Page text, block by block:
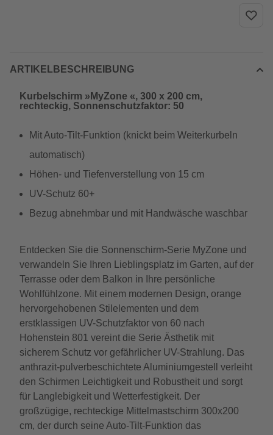
ARTIKELBESCHREIBUNG
Kurbelschirm »MyZone «, 300 x 200 cm,
rechteckig, Sonnenschutzfaktor: 50
Mit Auto-Tilt-Funktion (knickt beim Weiterkurbeln
automatisch)
Höhen- und Tiefenverstellung von 15 cm
UV-Schutz 60+
Bezug abnehmbar und mit Handwäsche waschbar
Entdecken Sie die Sonnenschirm-Serie MyZone und
verwandeln Sie Ihren Lieblingsplatz im Garten, auf der
Terrasse oder dem Balkon in Ihre persönliche
Wohlfühlzone. Mit einem modernen Design, orange
hervorgehobenen Stilelementen und dem
erstklassigen UV-Schutzfaktor von 60 nach
Hohenstein 801 vereint die Serie Ästhetik mit
sicherem Schutz vor gefährlicher UV-Strahlung. Das
anthrazit-pulverbeschichtete Aluminiumgestell verleiht
den Schirmen Leichtigkeit und Robustheit und sorgt
für Langlebigkeit und Wetterfestigkeit. Der
großzügige, rechteckige Mittelmastschirm 300x200
cm, der durch seine Auto-Tilt-Funktion das